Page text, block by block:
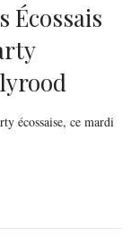
Écossais
écossaise, ce mardi